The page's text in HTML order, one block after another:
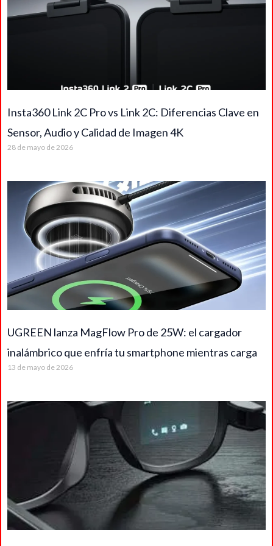
Insta360 Link 2C Pro vs Link 2C: Diferencias Clave en
Sensor, Audio y Calidad de Imagen 4K
28 de mayo de 2026
UGREEN lanza MagFlow Pro de 25W: el cargador
inalámbrico que enfría tu smartphone mientras carga
13 de mayo de 2026